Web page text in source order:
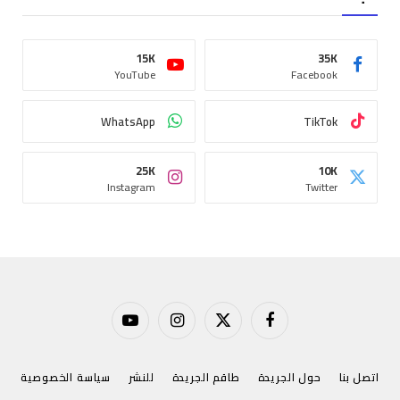
Facebook
35K
YouTube
15K
TikTok
WhatsApp
Twitter
10K
Instagram
25K
فيسبوك X الانستغراميوتيوب
اتصل بنا حول الجريدة طاقم الجريدة للنشر سياسة الخصوصية